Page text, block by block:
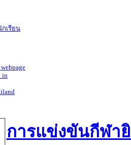
เรียน
in
การแข่งขันกีฬา